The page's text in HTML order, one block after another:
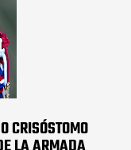
CRISÓSTOMO